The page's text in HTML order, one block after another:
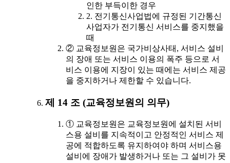
인한 부득이한 경우
2. 전기통신사업법에 규정된 기간통신
사업자가 전기통신 서비스를 중지했을
때
② 교육정보원은 국가비상사태, 서비스 설비
의 장애 또는 서비스 이용의 폭주 등으로 서
비스 이용에 지장이 있는 때에는 서비스 제공
을 중지하거나 제한할 수 있습니다.
제 14 조 (교육정보원의 의무)
① 교육정보원은 교육정보원에 설치된 서비
스용 설비를 지속적이고 안정적인 서비스 제
공에 적합하도록 유지하여야 하며 서비스용
설비에 장애가 발생하거나 또는 그 설비가 못